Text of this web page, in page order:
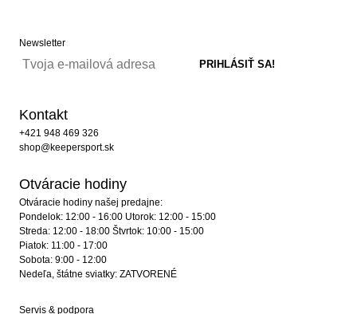
Newsletter
Kontakt
+421 948 469 326
shop@keepersport.sk
Otváracie hodiny
Otváracie hodiny našej predajne:
Pondelok: 12:00 - 16:00 Utorok: 12:00 - 15:00
Streda: 12:00 - 18:00 Štvrtok: 10:00 - 15:00
Piatok: 11:00 - 17:00
Sobota: 9:00 - 12:00
Nedeľa, štátne sviatky: ZATVORENÉ
Servis & podpora